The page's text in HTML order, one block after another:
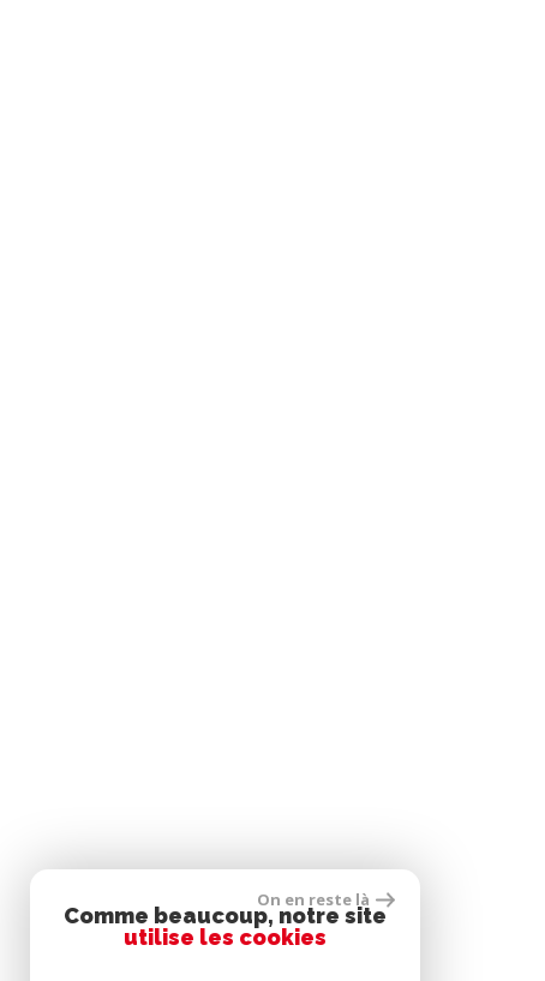
On en reste là
Comme beaucoup, notre site
utilise les cookies